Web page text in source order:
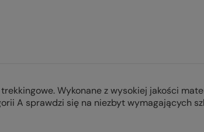
Wykonane z wysokiej jakości
A sprawdzi się na niezbyt wymagających